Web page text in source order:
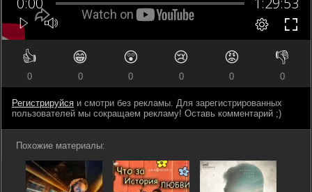
👍
0
😁
0
😲
0
😢
0
😡
0
👎
0
Регистрируйся и смотри без рекламы. Для зарегистрированных
пользователей мы сокращаем рекламу! Оставь комментарий ;)
Похожие материалы: